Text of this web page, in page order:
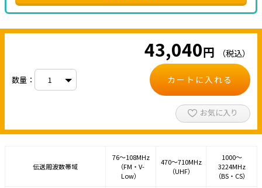
43,040円 （税込）
数量： カートに入れる
お気に入り
伝送周波数帯域
76～108MHz
（FM・V-
Low）
470～710MHz
（UHF）
1000～
3224MHz
（BS・CS）